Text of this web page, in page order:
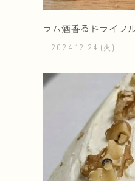
ラム酒香るドライフ
2024 12 24 (火)